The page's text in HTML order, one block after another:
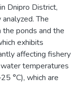
Dnipro District,
The
ponds and the
exhibits
affecting fishery
temperatures
°C), which are